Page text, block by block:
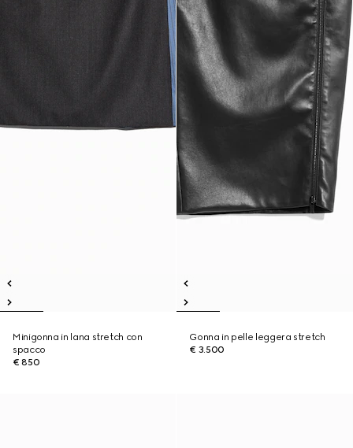
Minigonna in lana stretch con
spacco
€ 850
Gonna in pelle leggera stretch
€ 3.500